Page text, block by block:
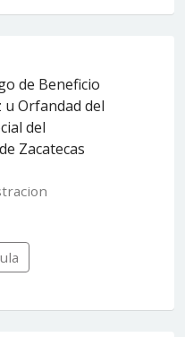
de Beneficio
u Orfandad del
del
Zacatecas